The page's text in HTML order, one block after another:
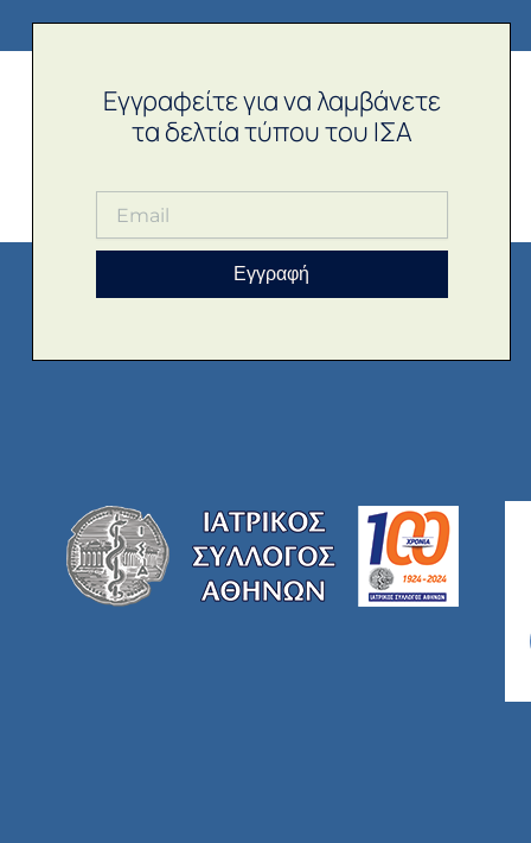
Εγγραφείτε για να λαμβάνετε
τα δελτία τύπου του ΙΣΑ
Εγγραφή